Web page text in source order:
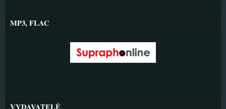
MP3, FLAC
VYDAVATELÉ